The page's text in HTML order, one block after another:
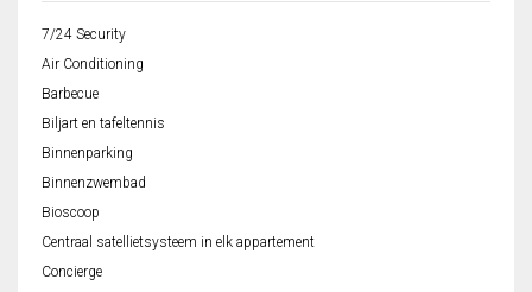
7/24 Security
Air Conditioning
Barbecue
Biljart en tafeltennis
Binnenparking
Binnenzwembad
Bioscoop
Centraal satellietsysteem in elk appartement
Concierge